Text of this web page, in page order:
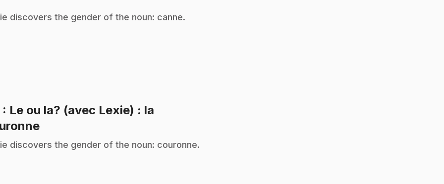
discovers the gender of the noun: canne.
: Le ou la? (avec Lexie) : la
.
discovers the gender of the noun: couronne.